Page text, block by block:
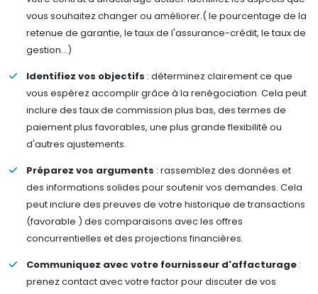
vous souhaitez changer ou améliorer.( le pourcentage de la
retenue de garantie, le taux de l'assurance-crédit, le taux de
gestion...)
Identifiez vos objectifs : déterminez clairement ce que
vous espérez accomplir grâce à la renégociation. Cela peut
inclure des taux de commission plus bas, des termes de
paiement plus favorables, une plus grande flexibilité ou
d'autres ajustements.
Préparez vos arguments : rassemblez des données et
des informations solides pour soutenir vos demandes. Cela
peut inclure des preuves de votre historique de transactions
(favorable ) des comparaisons avec les offres
concurrentielles et des projections financières.
Communiquez avec votre fournisseur d'affacturage :
prenez contact avec votre factor pour discuter de vos